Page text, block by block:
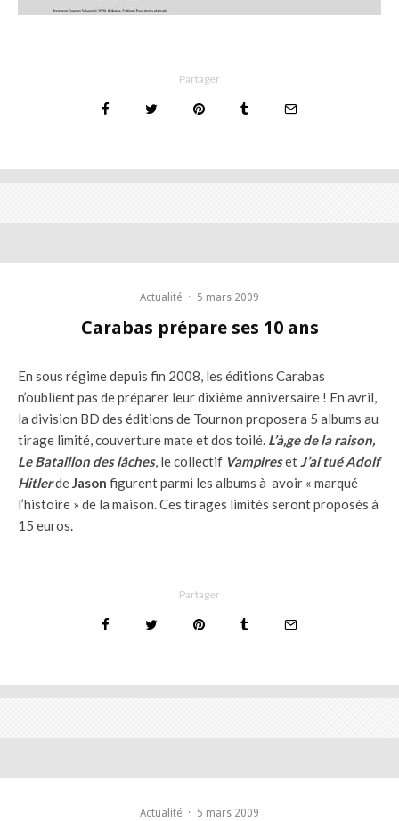
Partager
Actualité · 5 mars 2009
Carabas prépare ses 10 ans
En sous régime depuis fin 2008, les éditions Carabas
n’oublient pas de préparer leur dixième anniversaire ! En avril,
la division BD des éditions de Tournon proposera 5 albums au
tirage limité, couverture mate et dos toilé. L’à‚ge de la raison,
Le Bataillon des lâches, le collectif VampiresetJ’ai tué Adolf
HitlerdeJason figurent parmi les albums à avoir « marqué
l’histoire » de la maison. Ces tirages limités seront proposés à
15 euros.
Partager
Actualité · 5 mars 2009